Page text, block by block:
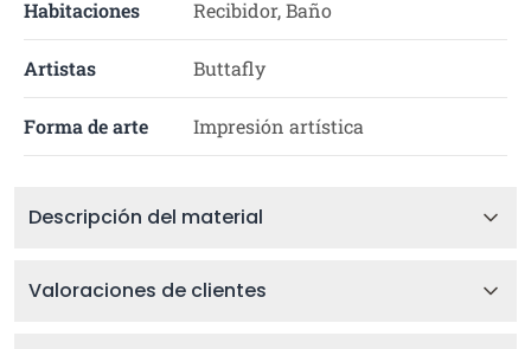
Habitaciones Recibidor, Baño
Artistas Buttafly
Forma de arte Impresión artística
Descripción del material
Valoraciones de clientes